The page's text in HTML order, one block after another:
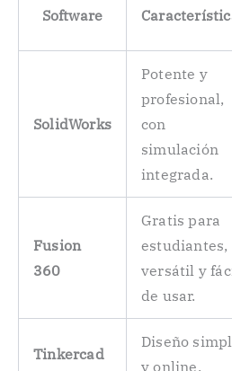
Software
SolidWorks
Potente y
profesional,
con
simulación
integrada.
Fusion
360
Gratis para
estudiantes,
versátil y
de usar.
Tinkercad
Diseño
y online.